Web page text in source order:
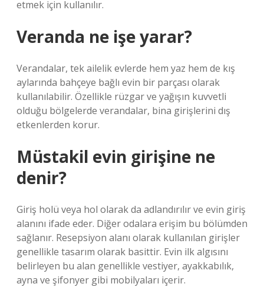
etmek için kullanılır.
Veranda ne işe yarar?
Verandalar, tek ailelik evlerde hem yaz hem de kış
aylarında bahçeye bağlı evin bir parçası olarak
kullanılabilir. Özellikle rüzgar ve yağışın kuvvetli
olduğu bölgelerde verandalar, bina girişlerini dış
etkenlerden korur.
Müstakil evin girişine ne
denir?
Giriş holü veya hol olarak da adlandırılır ve evin giriş
alanını ifade eder. Diğer odalara erişim bu bölümden
sağlanır. Resepsiyon alanı olarak kullanılan girişler
genellikle tasarım olarak basittir. Evin ilk algısını
belirleyen bu alan genellikle vestiyer, ayakkabılık,
ayna ve şifonyer gibi mobilyaları içerir.